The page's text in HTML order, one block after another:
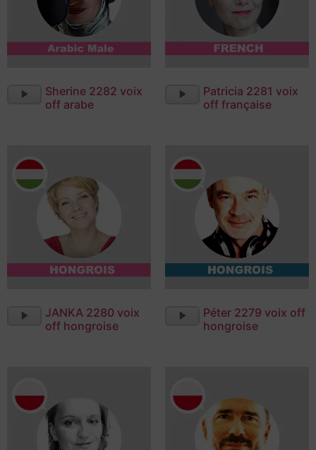
LecteurSherine 2282 voix
off arabe
LecteurPatricia 2281 voix
off française
LecteurJANKA 2280 voix
off hongroise
LecteurPéter 2279 voix off
hongroise